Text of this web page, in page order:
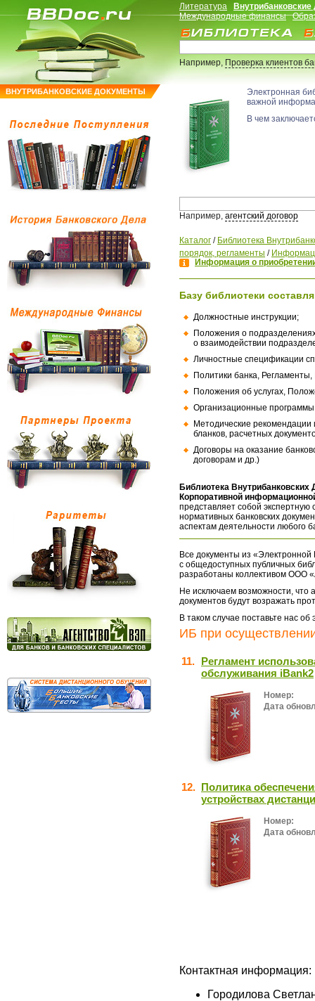
ВНУТРИБАНКОВСКИЕ ДОКУМЕНТЫ
Литература
Международные финансы
Например,Проверка клиентов
Электронная
важной
В чем
Например, агентский договор
Каталог / Библиотека
порядок, регламенты /
Информация о
Базу библиотеки
Должностные инструкции;
Положения о
о взаимодействии
Личностные спецификации
Политики банка,
Положения об услугах,
Организационные
Методические
бланков, расчетных
Договоры на оказание
договорам и др.)
Библиотека
Корпоративной
представляет собой экспертную
нормативных банковских
аспектам деятельности любого
Все документы из «Электронной
с общедоступных публичных
разработаны коллективом ООО
Не исключаем возможности, что
документов будут возражать
В таком случае поставьте нас
ИБ при
11. Регламент
обслуживания iBank2
Номер:
Дата
12. Политика
устройствах
Номер:
Дата
Контактная информация:
Городилова